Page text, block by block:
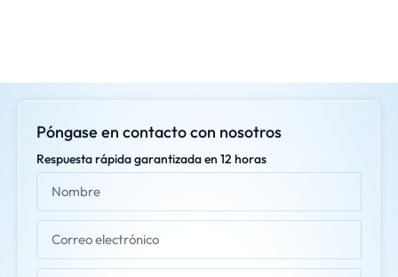
Póngase en contacto con nosotros
Respuesta rápida garantizada en 12 horas